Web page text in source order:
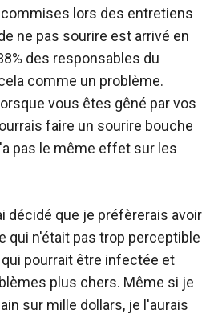
lors des entretiens
ne pas sourire est arrivé en
des responsables du
comme un problème.
vous êtes gêné par vos
faire un sourire bouche
pas le même effet sur les
décidé que je préfèrerais avoir
qui n'était pas trop perceptible
pourrait être infectée et
plus chers. Même si je
sur mille dollars, je l'aurais